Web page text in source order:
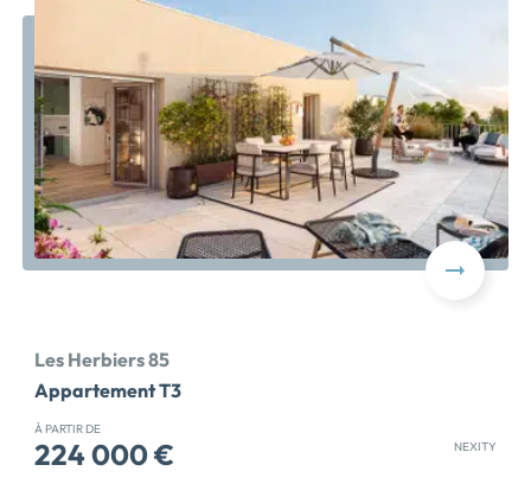
Les Herbiers 85
Appartement T3
À PARTIR DE
224 000 € NEXITY